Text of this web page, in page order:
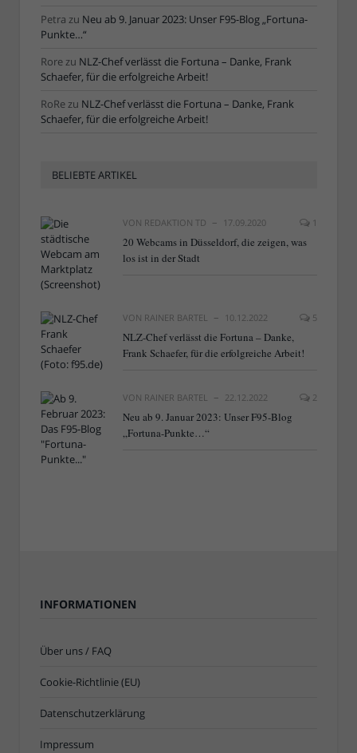
Petra zu Neu ab 9. Januar 2023: Unser F95-Blog „Fortuna-
Punkte…“
Rorezu NLZ-Chef verlässt die Fortuna – Danke, Frank
Schaefer, für die erfolgreiche Arbeit!
RoRezu NLZ-Chef verlässt die Fortuna – Danke, Frank
Schaefer, für die erfolgreiche Arbeit!
BELIEBTE ARTIKEL
VON REDAKTION TD 17.09.2020 1
20 Webcams in Düsseldorf, die zeigen, was
los ist in der Stadt
VON RAINER BARTEL 10.12.2022 5
NLZ-Chef verlässt die Fortuna – Danke,
Frank Schaefer, für die erfolgreiche Arbeit!
VON RAINER BARTEL 22.12.2022 2
Neu ab 9. Januar 2023: Unser F95-Blog
„Fortuna-Punkte…“
INFORMATIONEN
Über uns / FAQ
Cookie-Richtlinie (EU)
Datenschutzerklärung
Impressum